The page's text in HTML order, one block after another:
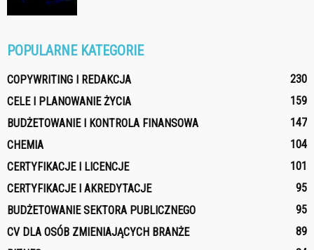
POPULARNE KATEGORIE
COPYWRITING I REDAKCJA
230
CELE I PLANOWANIE ŻYCIA
159
BUDŻETOWANIE I KONTROLA FINANSOWA
147
CHEMIA
104
CERTYFIKACJE I LICENCJE
101
CERTYFIKACJE I AKREDYTACJE
95
BUDŻETOWANIE SEKTORA PUBLICZNEGO
95
CV DLA OSÓB ZMIENIAJĄCYCH BRANŻE
89